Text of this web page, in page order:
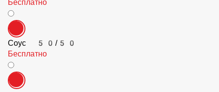
Соус красный
Бесплатно